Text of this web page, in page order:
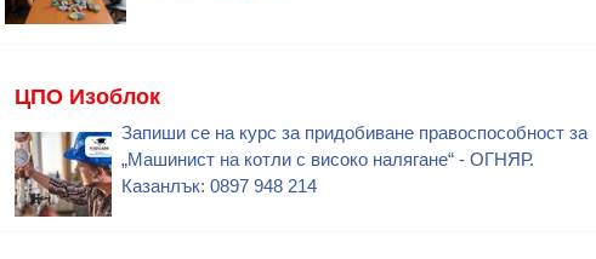
ЦПО Изоблок
Запиши се на курс за придобиване правоспособност за
„Машинист на котли с високо налягане“ - ОГНЯР.
Казанлък: 0897 948 214